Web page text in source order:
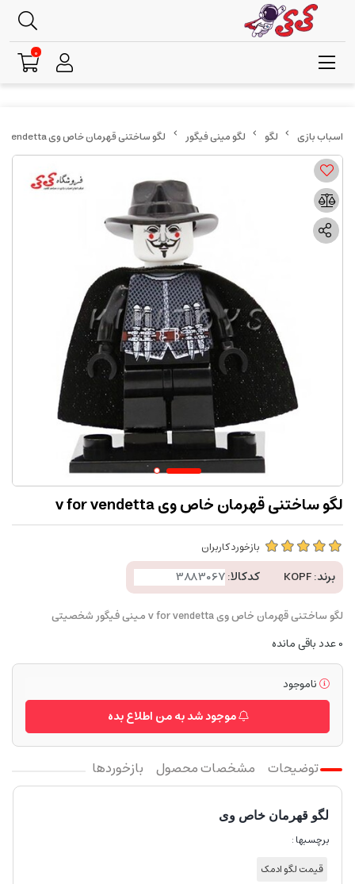
لگو لگو مینی فیگور لگو ساختنی قهرمان خاص وی v for vendetta
لگو ساختنی قهرمان خاص وی v for vendetta
بازخورد کاربران
برند:KOPF کدکالا:
لگو ساختنی قهرمان خاص وی v for vendetta مینی فیگور شخصیتی
0عدد باقی مانده
ناموجود
موجود شد به من اطلاع بده
توضیحات مشخصات محصول بازخوردها
لگو قهرمان خاص وی
برچسبها :
قیمت لگو ادمک
0